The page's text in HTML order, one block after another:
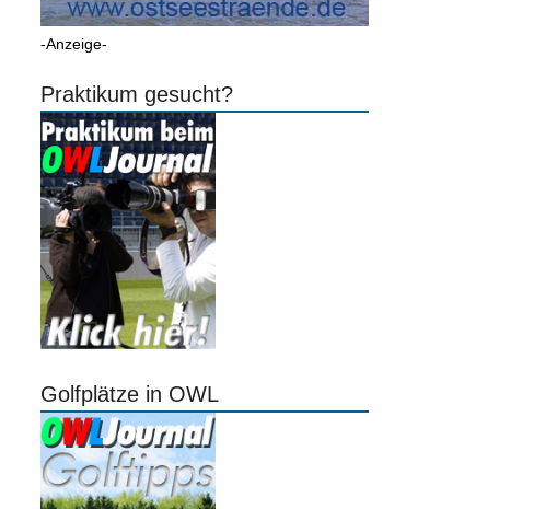
-Anzeige-
Praktikum gesucht?
Golfplätze in OWL